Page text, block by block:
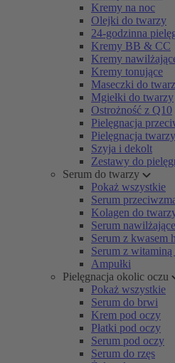
Kremy na noc
Olejki do twarzy
24-godzinna
Kremy BB & CC
Kremy
Kremy tonujące
Maseczki do
Mgiełki do twarzy
Ostrożność z Q10
Pielęgnacja
Pielęgnacja
Szyja i dekolt
Zestawy do
Serum do twarzy
Pokaż wszystkie
Serum
Kolagen do
Serum nawilżające
Serum z kwasem
Serum z witaminą
Ampułki
Pielęgnacja okolic oczu
Pokaż wszystkie
Serum do brwi
Krem pod oczy
Płatki pod oczy
Serum pod oczy
Serum do rzęs